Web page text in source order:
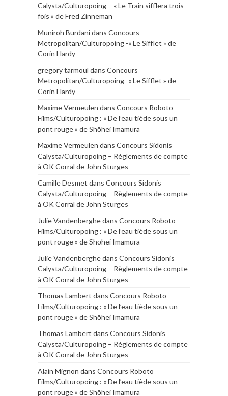
Calysta/Culturopoing – « Le Train sifflera trois
fois » de Fred Zinneman
Muniroh Burdanidans Concours
Metropolitan/Culturopoing -« Le Sifflet » de
Corin Hardy
gregory tarmoul dans Concours
Metropolitan/Culturopoing -« Le Sifflet » de
Corin Hardy
Maxime Vermeulen dans Concours Roboto
Films/Culturopoing : « De l’eau tiède sous un
pont rouge » de Shōhei Imamura
Maxime Vermeulen dans Concours Sidonis
Calysta/Culturopoing – Règlements de compte
à OK Corral de John Sturges
Camille Desmet dans Concours Sidonis
Calysta/Culturopoing – Règlements de compte
à OK Corral de John Sturges
Julie Vandenberghedans Concours Roboto
Films/Culturopoing : « De l’eau tiède sous un
pont rouge » de Shōhei Imamura
Julie Vandenberghedans Concours Sidonis
Calysta/Culturopoing – Règlements de compte
à OK Corral de John Sturges
Thomas Lambert dans Concours Roboto
Films/Culturopoing : « De l’eau tiède sous un
pont rouge » de Shōhei Imamura
Thomas Lambert dans Concours Sidonis
Calysta/Culturopoing – Règlements de compte
à OK Corral de John Sturges
Alain Mignon dans Concours Roboto
Films/Culturopoing : « De l’eau tiède sous un
pont rouge » de Shōhei Imamura